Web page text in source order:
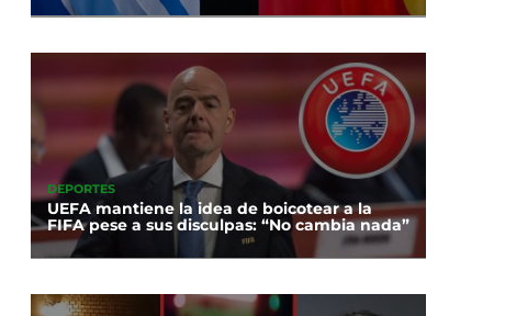
DEPORTES
UEFA mantiene la idea de boicotear a la
FIFA pese a sus disculpas: “No cambia nada”